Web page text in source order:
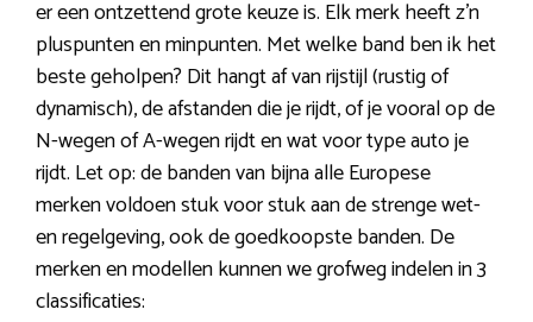
er een ontzettend grote keuze is. Elk merk heeft z’n
pluspunten en minpunten. Met welke band ben ik het
beste geholpen? Dit hangt af van rijstijl (rustig of
dynamisch), de afstanden die je rijdt, of je vooral op de
N-wegen of A-wegen rijdt en wat voor type auto je
rijdt. Let op: de banden van bijna alle Europese
merken voldoen stuk voor stuk aan de strenge wet-
en regelgeving, ook de goedkoopste banden. De
merken en modellen kunnen we grofweg indelen in 3
classificaties: